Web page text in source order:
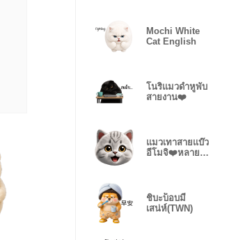
Mochi White
Cat English
โนริแมวดำหูพับ
สายงาน❤️
แมวเทาสายแบ๊ว
อีโมจิ❤️หลาย
ชิบะบ็อบมี
เสน่ห์(TWN)